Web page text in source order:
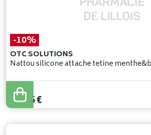
-10%
OTC SOLUTIONS
Nattou silicone attache tetine
16,95
15,25€